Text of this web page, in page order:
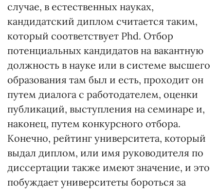
случае, в естественных науках,
кандидатский диплом считается таким,
который соответствует Phd. Отбор
потенциальных кандидатов на вакантную
должность в науке или в системе высшего
образования там был и есть, проходит он
путем диалога с работодателем, оценки
публикаций, выступления на семинаре и,
наконец, путем конкурсного отбора.
Конечно, рейтинг университета, который
выдал диплом, или имя руководителя по
диссертации также имеют значение, и это
побуждает университеты бороться за